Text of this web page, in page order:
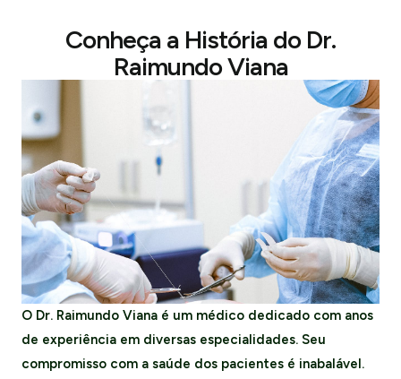
Conheça a História do Dr.
Raimundo Viana
O Dr. Raimundo Viana é um médico dedicado com anos
de experiência em diversas especialidades. Seu
compromisso com a saúde dos pacientes é inabalável.